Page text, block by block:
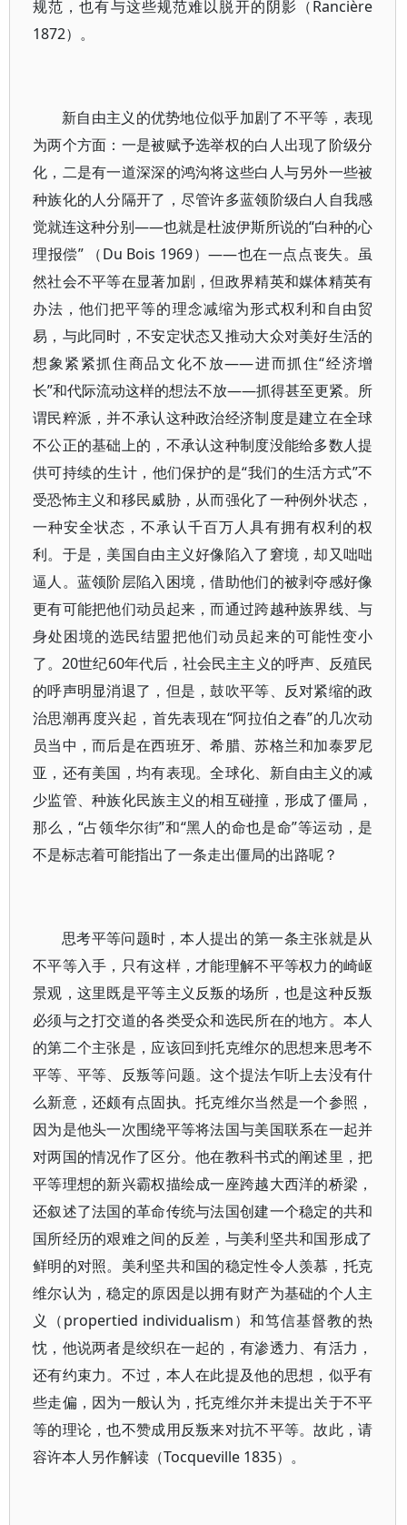
规范，也有与这些规范难以脱开的阴影（Rancière
1872）。
新自由主义的优势地位似乎加剧了不平等，表现
为两个方面：一是被赋予选举权的白人出现了阶级分
化，二是有一道深深的鸿沟将这些白人与另外一些被
种族化的人分隔开了，尽管许多蓝领阶级白人自我感
觉就连这种分别——也就是杜波伊斯所说的“白种的心
理报偿” （Du Bois 1969）——也在一点点丧失。虽
然社会不平等在显著加剧，但政界精英和媒体精英有
办法，他们把平等的理念减缩为形式权利和自由贸
易，与此同时，不安定状态又推动大众对美好生活的
想象紧紧抓住商品文化不放——进而抓住“经济增
长”和代际流动这样的想法不放——抓得甚至更紧。所
谓民粹派，并不承认这种政治经济制度是建立在全球
不公正的基础上的，不承认这种制度没能给多数人提
供可持续的生计，他们保护的是“我们的生活方式”不
受恐怖主义和移民威胁，从而强化了一种例外状态，
一种安全状态，不承认千百万人具有拥有权利的权
利。于是，美国自由主义好像陷入了窘境，却又咄咄
逼人。蓝领阶层陷入困境，借助他们的被剥夺感好像
更有可能把他们动员起来，而通过跨越种族界线、与
身处困境的选民结盟把他们动员起来的可能性变小
了。20世纪60年代后，社会民主主义的呼声、反殖民
的呼声明显消退了，但是，鼓吹平等、反对紧缩的政
治思潮再度兴起，首先表现在“阿拉伯之春”的几次动
员当中，而后是在西班牙、希腊、苏格兰和加泰罗尼
亚，还有美国，均有表现。全球化、新自由主义的减
少监管、种族化民族主义的相互碰撞，形成了僵局，
那么，“占领华尔街”和“黑人的命也是命”等运动，是
不是标志着可能指出了一条走出僵局的出路呢？
思考平等问题时，本人提出的第一条主张就是从
不平等入手，只有这样，才能理解不平等权力的崎岖
景观，这里既是平等主义反叛的场所，也是这种反叛
必须与之打交道的各类受众和选民所在的地方。本人
的第二个主张是，应该回到托克维尔的思想来思考不
平等、平等、反叛等问题。这个提法乍听上去没有什
么新意，还颇有点固执。托克维尔当然是一个参照，
因为是他头一次围绕平等将法国与美国联系在一起并
对两国的情况作了区分。他在教科书式的阐述里，把
平等理想的新兴霸权描绘成一座跨越大西洋的桥梁，
还叙述了法国的革命传统与法国创建一个稳定的共和
国所经历的艰难之间的反差，与美利坚共和国形成了
鲜明的对照。美利坚共和国的稳定性令人羡慕，托克
维尔认为，稳定的原因是以拥有财产为基础的个人主
义（propertied individualism）和笃信基督教的热
忱，他说两者是绞织在一起的，有渗透力、有活力，
还有约束力。不过，本人在此提及他的思想，似乎有
些走偏，因为一般认为，托克维尔并未提出关于不平
等的理论，也不赞成用反叛来对抗不平等。故此，请
容许本人另作解读（Tocqueville 1835）。